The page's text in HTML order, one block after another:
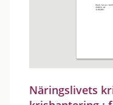
Näringslivets